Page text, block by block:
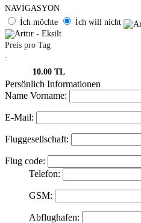
NAVİGASYON
İch möchte
İch will nicht
Preis pro Tag
:
10.00 TL
Persönlich Informationen
Name Vorname:
E-Mail:
Fluggesellschaft:
Flug code:
Telefon:
GSM:
Abflughafen: